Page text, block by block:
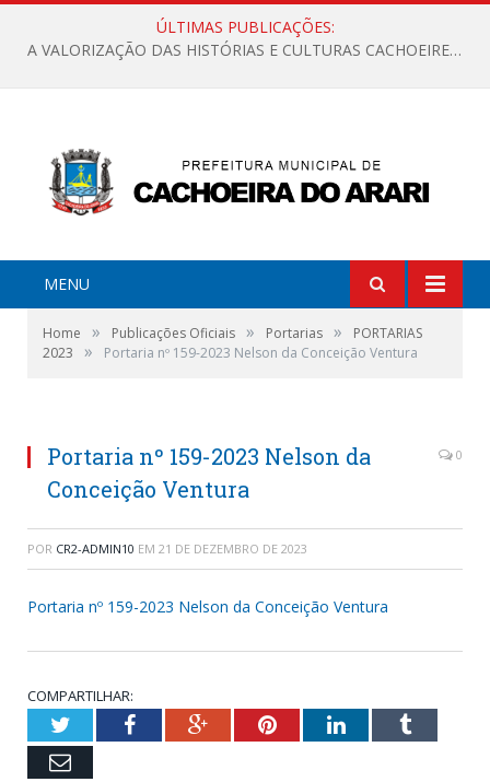
ÚLTIMAS PUBLICAÇÕES:
A VALORIZAÇÃO DAS HISTÓRIAS E CULTURAS CACHOEIRENSES
MENU
Home » Publicações Oficiais » Portarias »
PORTARIAS
2023
» Portaria nº 159-2023 Nelson da Conceição Ventura
Portaria nº 159-2023 Nelson da
Conceição Ventura
0
POR CR2-ADMIN10 EM 21 DE DEZEMBRO DE 2023
Portaria nº 159-2023 Nelson da Conceição Ventura
COMPARTILHAR:
TwitterFacebookGoogle+PinterestLinkedInTumblr
Email